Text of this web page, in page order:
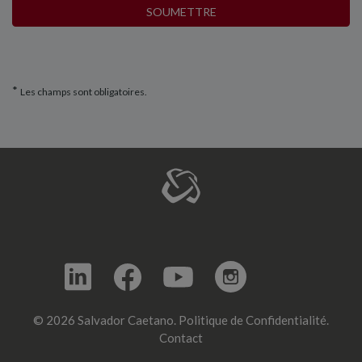
SOUMETTRE
* Les champs sont obligatoires.
© 2026 Salvador Caetano. Politique de Confidentialité.
Contact